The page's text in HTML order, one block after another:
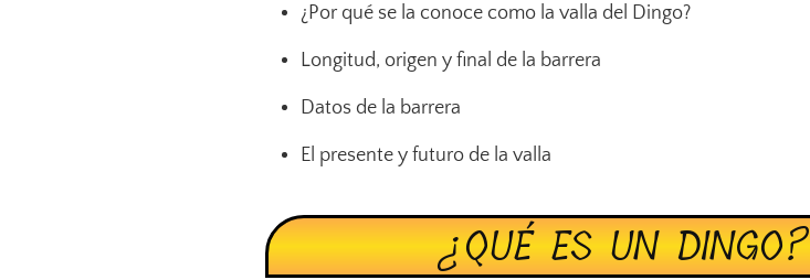
¿Por qué se la conoce como la valla del Dingo?
Longitud, origen y final de la barrera
Datos de la barrera
El presente y futuro de la valla
¿QUÉ ES UN DINGO?